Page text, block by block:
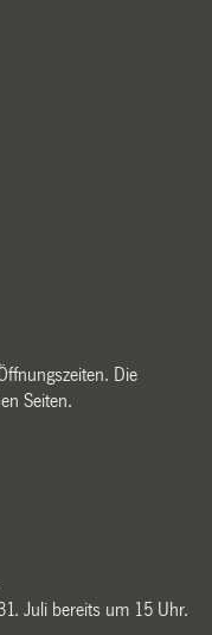
Die
Seiten.
Juli bereits um 15 Uhr.